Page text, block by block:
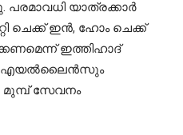
പരമാവധി യാത്രക്കാര്‍
ചെക്ക് ഇന്‍, ഹോം ചെക്ക്
ഇത്തിഹാദ്
എയല്‍ലൈന്‍സും
മുമ്പ് സേവനം